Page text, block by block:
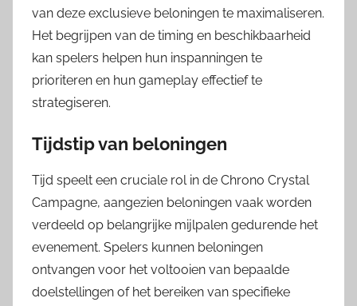
van deze exclusieve beloningen te maximaliseren.
Het begrijpen van de timing en beschikbaarheid
kan spelers helpen hun inspanningen te
prioriteren en hun gameplay effectief te
strategiseren.
Tijdstip van beloningen
Tijd speelt een cruciale rol in de Chrono Crystal
Campagne, aangezien beloningen vaak worden
verdeeld op belangrijke mijlpalen gedurende het
evenement. Spelers kunnen beloningen
ontvangen voor het voltooien van bepaalde
doelstellingen of het bereiken van specifieke